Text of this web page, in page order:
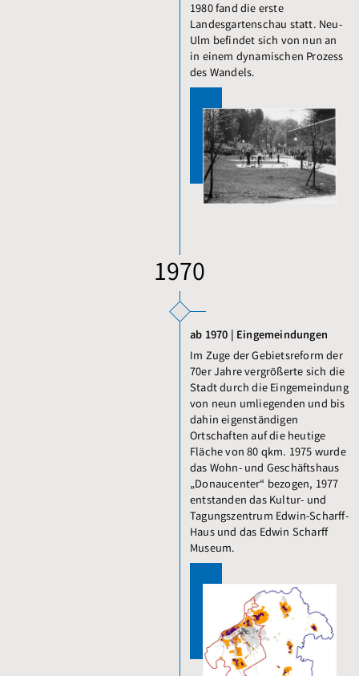
1980 fand die erste
Landesgartenschau statt. Neu-
Ulm befindet sich von nun an
in einem dynamischen Prozess
des Wandels.
1970
ab 1970 | Eingemeindungen
Im Zuge der Gebietsreform der
70er Jahre vergrößerte sich die
Stadt durch die Eingemeindung
von neun umliegenden und bis
dahin eigenständigen
Ortschaften auf die heutige
Fläche von 80 qkm. 1975 wurde
das Wohn- und Geschäftshaus
„Donaucenter“ bezogen, 1977
entstanden das Kultur- und
Tagungszentrum Edwin-Scharff-
Haus und das Edwin Scharff
Museum.